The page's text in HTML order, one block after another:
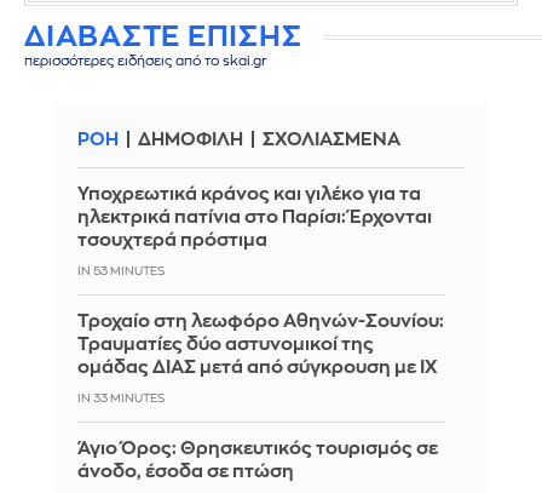
ΔΙΑΒΑΣΤΕ ΕΠΙΣΗΣ
περισσότερες ειδήσεις από το skai.gr
ΡΟΗ ΔΗΜΟΦΙΛΗ ΣΧΟΛΙΑΣΜΕΝΑ
Υποχρεωτικά κράνος και γιλέκο για τα
ηλεκτρικά πατίνια στο Παρίσι: Έρχονται
τσουχτερά πρόστιμα
IN 53 MINUTES
Τροχαίο στη λεωφόρο Αθηνών-Σουνίου:
Τραυματίες δύο αστυνομικοί της
ομάδας ΔΙΑΣ μετά από σύγκρουση με ΙΧ
IN 33 MINUTES
Άγιο Όρος: Θρησκευτικός τουρισμός σε
άνοδο, έσοδα σε πτώση